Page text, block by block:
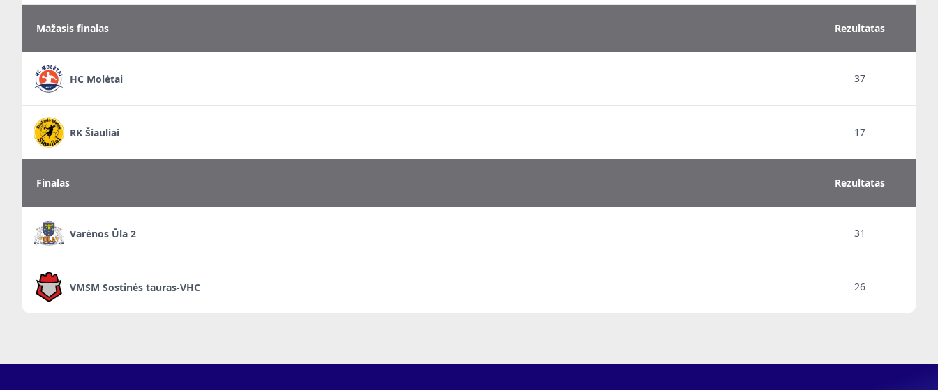
Mažasis finalas Rezultatas
HC Molėtai 37
RK Šiauliai 17
Finalas Rezultatas
Varėnos Ūla 2 31
VMSM Sostinės tauras-VHC 26